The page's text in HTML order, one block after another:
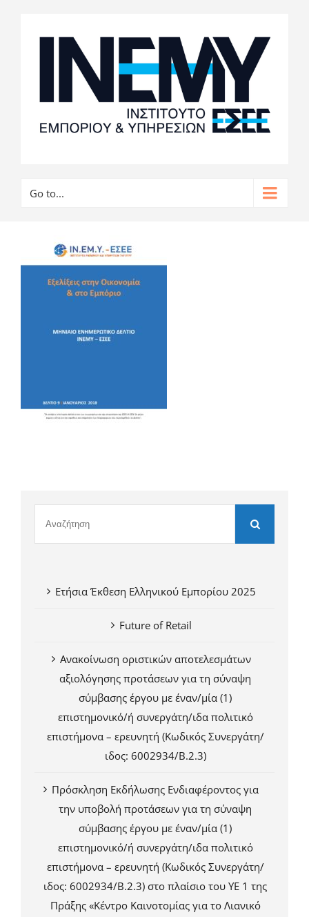
Go to...
Ετήσια Έκθεση Ελληνικού Εμπορίου 2025
Future of Retail
Ανακοίνωση οριστικών αποτελεσμάτων
αξιολόγησης προτάσεων για τη σύναψη
σύμβασης έργου με έναν/μία (1)
επιστημονικό/ή συνεργάτη/ιδα πολιτικό
επιστήμονα – ερευνητή (Κωδικός Συνεργάτη/
ιδος: 6002934/Β.2.3)
Πρόσκληση Εκδήλωσης Ενδιαφέροντος για
την υποβολή προτάσεων για τη σύναψη
σύμβασης έργου με έναν/μία (1)
επιστημονικό/ή συνεργάτη/ιδα πολιτικό
επιστήμονα – ερευνητή (Κωδικός Συνεργάτη/
ιδος: 6002934/Β.2.3) στο πλαίσιο του ΥΕ 1 της
Πράξης «Κέντρο Καινοτομίας για το Λιανικό